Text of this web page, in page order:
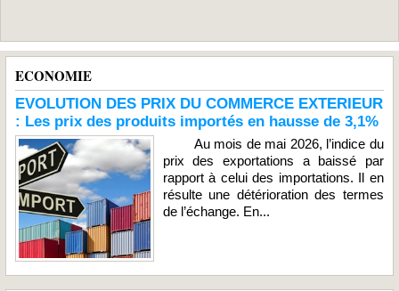
ECONOMIE
EVOLUTION DES PRIX DU COMMERCE EXTERIEUR
: Les prix des produits importés en hausse de 3,1%
Au mois de mai 2026, l’indice du
prix des exportations a baissé par
rapport à celui des importations. Il en
résulte une détérioration des termes
de l’échange. En...